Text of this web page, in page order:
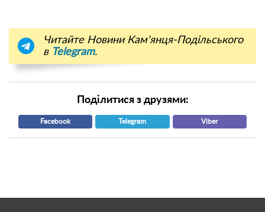
Читайте Новини Кам'янця-Подільського
в Telegram.
Поділитися з друзями:
Facebook Telegram Viber